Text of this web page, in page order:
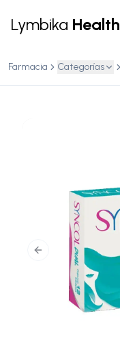
Lymbika Health
Farmacia Categorías
Previous slide